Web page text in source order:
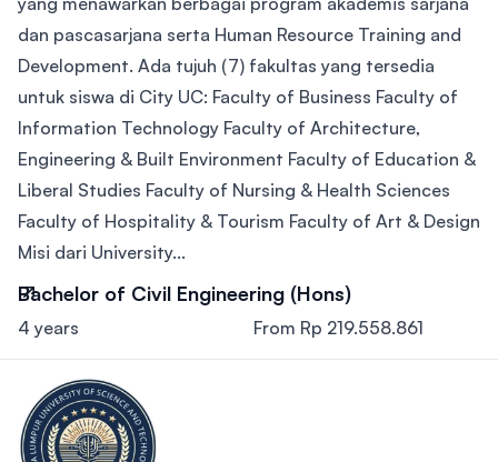
dan pascasarjana serta Human Resource Training and
Development. Ada tujuh (7) fakultas yang tersedia
untuk siswa di City UC: Faculty of Business Faculty of
Information Technology Faculty of Architecture,
Engineering & Built Environment Faculty of Education &
Liberal Studies Faculty of Nursing & Health Sciences
Faculty of Hospitality & Tourism Faculty of Art & Design
Misi dari University...
Bachelor of Civil Engineering (Hons)
4 years From Rp 219.558.861